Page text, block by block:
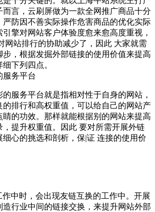
言，云刷屏做为一款全网推广商品十分
严防因不善实际操作危害商品的优化实际
擎对网站客户体验度愈来愈高度重视，
网站排行的协助减少了，因此 大家就需
，根据发掘外部链接的使用价值来提高
下列四点。
服务平台
服务平台就是指相对性于自身的网站，
的排行和高权重值，可以给自己的网站产
的功效。那样就能根据别的网站来提高
，提升权重值。因此 要对所需开展外链
心的挑选和剖析，保|证 连接的使用价
作中时，会出现友链互换的工作中。开展
造行业中间的链接交换，来提升网站外部